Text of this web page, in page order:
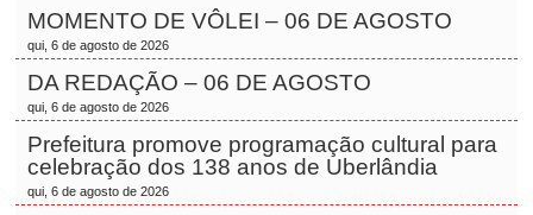
MOMENTO DE VÔLEI – 06 DE AGOSTO
qui, 6 de agosto de 2026
DA REDAÇÃO – 06 DE AGOSTO
qui, 6 de agosto de 2026
Prefeitura promove programação cultural para
celebração dos 138 anos de Uberlândia
qui, 6 de agosto de 2026